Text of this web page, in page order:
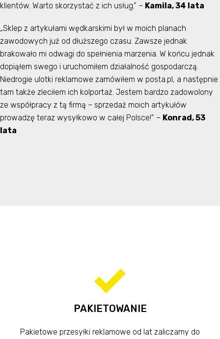
klientów. Warto skorzystać z ich usług.” – Kamila, 34 lata
„Sklep z artykułami wędkarskimi był w moich planach
zawodowych już od dłuższego czasu. Zawsze jednak
brakowało mi odwagi do spełnienia marzenia. W końcu jednak
dopiąłem swego i uruchomiłem działalność gospodarczą.
Niedrogie ulotki reklamowe zamówiłem w posta.pl, a następnie
tam także zleciłem ich kolportaż. Jestem bardzo zadowolony
ze współpracy z tą firmą – sprzedaż moich artykułów
prowadzę teraz wysyłkowo w całej Polsce!” – Konrad, 53
lata
PAKIETOWANIE
Pakietowe przesyłki reklamowe od lat zaliczamy do